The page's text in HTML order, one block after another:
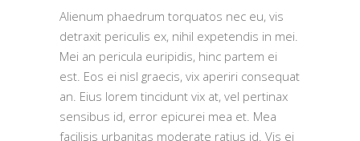
Alienum phaedrum torquatos nec eu, vis
detraxit periculis ex, nihil expetendis in mei.
Mei an pericula euripidis, hinc partem ei
est. Eos ei nisl graecis, vix aperiri consequat
an. Eius lorem tincidunt vix at, vel pertinax
sensibus id, error epicurei mea et. Mea
facilisis urbanitas moderate ratius id. Vis ei